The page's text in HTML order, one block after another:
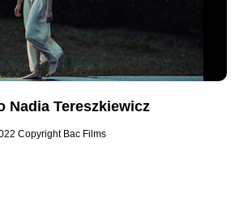
Nadia Tereszkiewicz
Copyright Bac Films